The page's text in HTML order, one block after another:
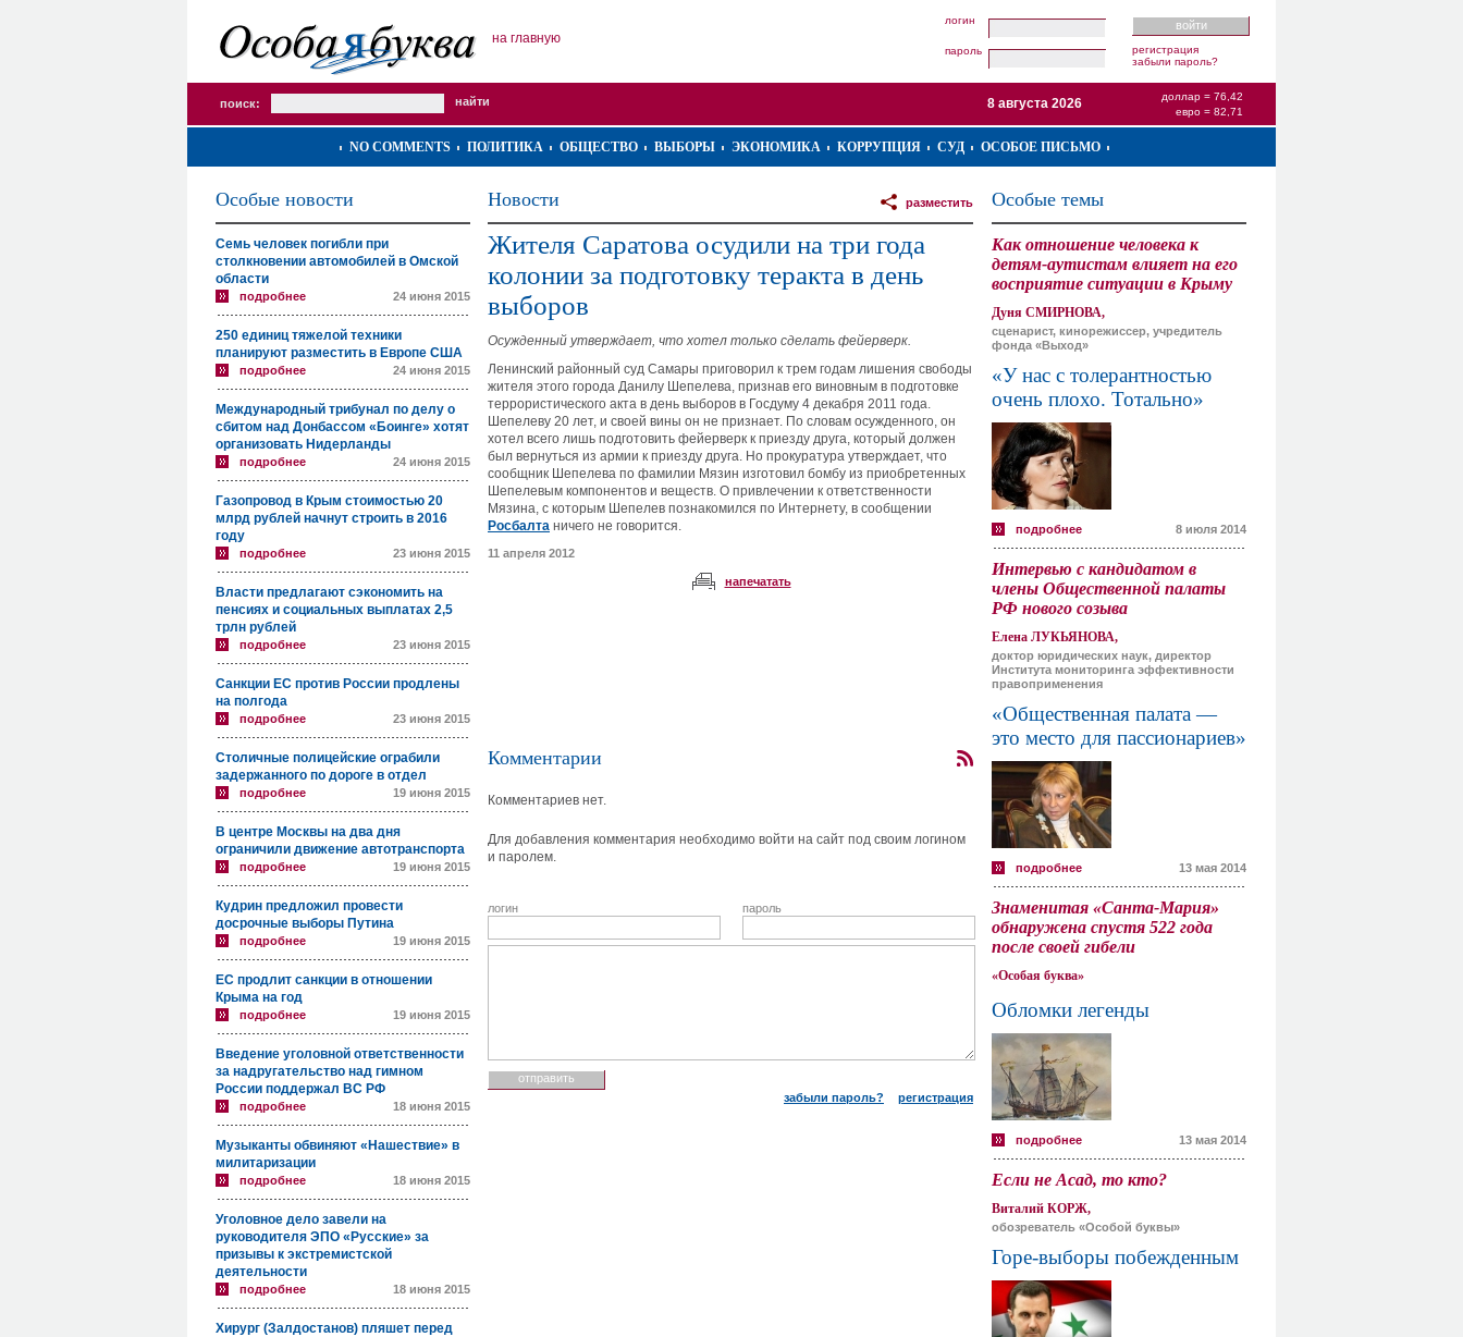
на главную
логин
пароль
регистрация
забыли пароль?
поиск:
доллар = 76,42
евро = 82,71
8 августа 2026
NO COMMENTS ПОЛИТИКА ОБЩЕСТВО ВЫБОРЫ ЭКОНОМИКА КОРРУПЦИЯ СУД ОСОБОЕ ПИСЬМО
Особые новости
Семь человек погибли при
столкновении автомобилей в Омской
области
подробнее 24 июня 2015
250 единиц тяжелой техники
планируют разместить в Европе США
подробнее 24 июня 2015
Международный трибунал по делу о
сбитом над Донбассом «Боинге» хотят
организовать Нидерланды
подробнее 24 июня 2015
Газопровод в Крым стоимостью 20
млрд рублей начнут строить в 2016
году
подробнее 23 июня 2015
Власти предлагают сэкономить на
пенсиях и социальных выплатах 2,5
трлн рублей
подробнее 23 июня 2015
Санкции ЕС против России продлены
на полгода
подробнее 23 июня 2015
Столичные полицейские ограбили
задержанного по дороге в отдел
подробнее 19 июня 2015
В центре Москвы на два дня
ограничили движение автотранспорта
подробнее 19 июня 2015
Кудрин предложил провести
досрочные выборы Путина
подробнее 19 июня 2015
ЕС продлит санкции в отношении
Крыма на год
подробнее 19 июня 2015
Введение уголовной ответственности
за надругательство над гимном
России поддержал ВС РФ
подробнее 18 июня 2015
Музыканты обвиняют «Нашествие» в
милитаризации
подробнее 18 июня 2015
Уголовное дело завели на
руководителя ЭПО «Русские» за
призывы к экстремистской
деятельности
подробнее 18 июня 2015
Хирург (Залдостанов) пляшет перед
Новости разместить
Жителя Саратова осудили на три года
колонии за подготовку теракта в день
выборов
Осужденный утверждает, что хотел только сделать фейерверк.
Ленинский районный суд Самары приговорил к трем годам лишения свободы
жителя этого города Данилу Шепелева, признав его виновным в подготовке
террористического акта в день выборов в Госдуму 4 декабря 2011 года.
Шепелеву 20 лет, и своей вины он не признает. По словам осужденного, он
хотел всего лишь подготовить фейерверк к приезду друга, который должен
был вернуться из армии к приезду друга. Но прокуратура утверждает, что
сообщник Шепелева по фамилии Мязин изготовил бомбу из приобретенных
Шепелевым компонентов и веществ. О привлечении к ответственности
Мязина, с которым Шепелев познакомился по Интернету, в сообщении
Росбалта ничего не говорится.
11 апреля 2012
напечатать
Комментарии
Комментариев нет.
Для добавления комментария необходимо войти на сайт под своим логином
и паролем.
логин пароль
забыли пароль? регистрация
Особые темы
Как отношение человека к
детям-аутистам влияет на его
восприятие ситуации в Крыму
Дуня СМИРНОВА,
сценарист, кинорежиссер, учредитель
фонда «Выход»
«У нас с толерантностью
очень плохо. Тотально»
подробнее 8 июля 2014
Интервью с кандидатом в
члены Общественной палаты
РФ нового созыва
Елена ЛУКЬЯНОВА,
доктор юридических наук, директор
Института мониторинга эффективности
правоприменения
«Общественная палата —
это место для пассионариев»
подробнее 13 мая 2014
Знаменитая «Санта-Мария»
обнаружена спустя 522 года
после своей гибели
«Особая буква»
Обломки легенды
подробнее 13 мая 2014
Если не Асад, то кто?
Виталий КОРЖ,
обозреватель «Особой буквы»
Горе-выборы побежденным